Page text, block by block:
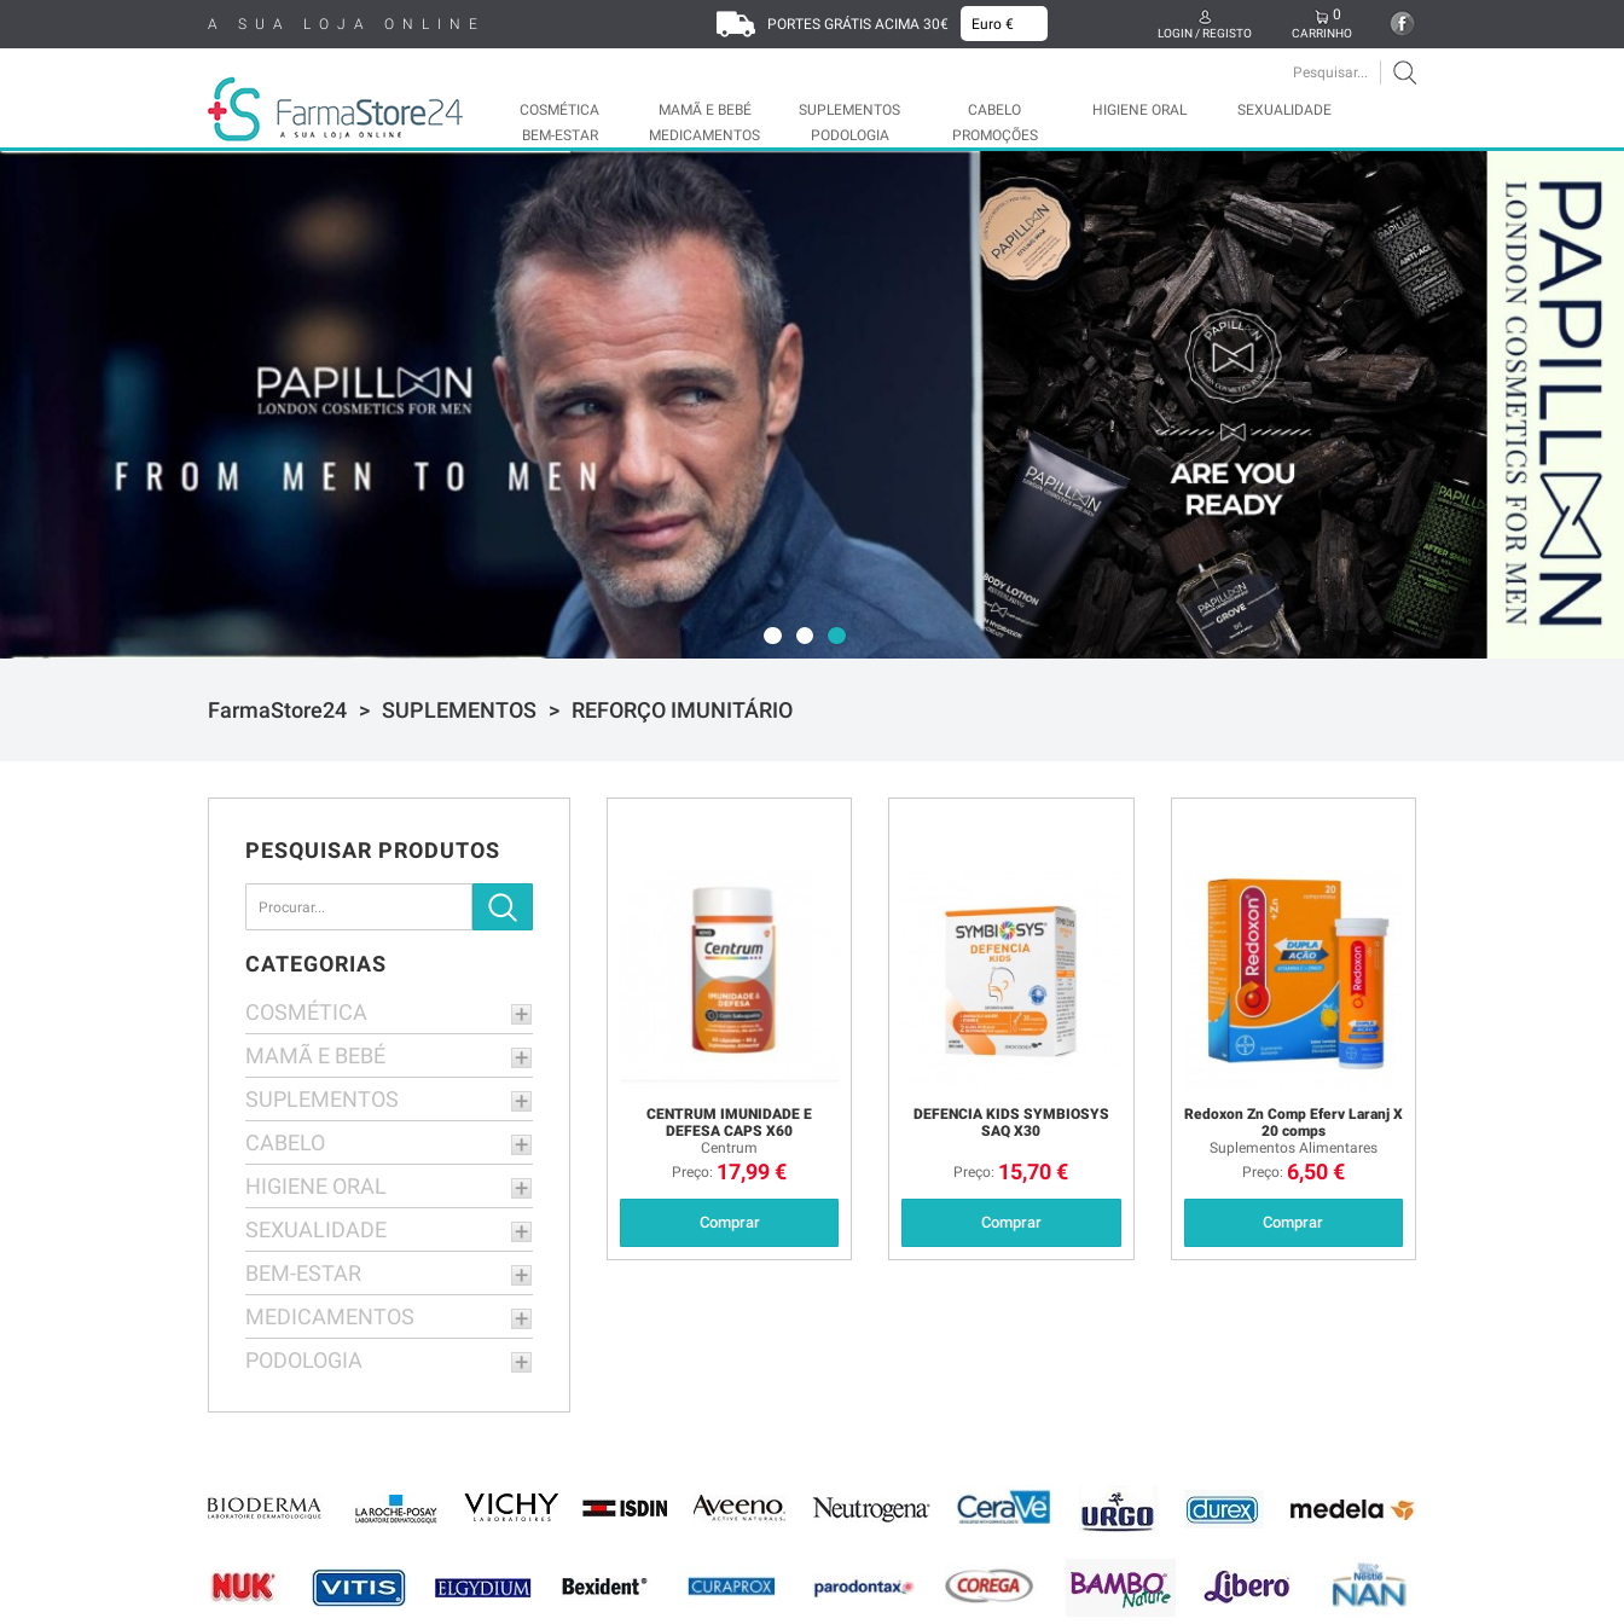
A SUA LOJA ONLINE PORTES GRÁTIS ACIMA 30€
LOGIN / REGISTO CARRINHO
0
COSMÉTICA MAMÃ E BEBÉ SUPLEMENTOS CABELO HIGIENE ORAL
SEXUALIDADE
BEM-ESTAR
MEDICAMENTOS PODOLOGIA PROMOÇÕES
FarmaStore24 SUPLEMENTOS REFORÇO IMUNITÁRIO
PESQUISAR PRODUTOS
CATEGORIAS
COSMÉTICA
MAMÃ E BEBÉ
SUPLEMENTOS
CABELO
HIGIENE ORAL
SEXUALIDADE
BEM-ESTAR
MEDICAMENTOS
PODOLOGIA
CENTRUM IMUNIDADE E
DEFESA CAPS X60
Centrum
Preço: 17,99 €
Comprar
DEFENCIA KIDS SYMBIOSYS
SAQ X30
Preço: 15,70 €
Comprar
Redoxon Zn Comp Eferv Laranj X
20 comps
Suplementos Alimentares
Preço: 6,50 €
Comprar